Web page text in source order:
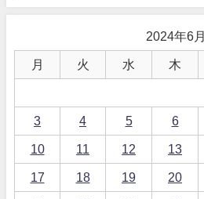
2024年6月
月 火 水 木
3 4 5 6
10 11 12 13
17 18 19 20